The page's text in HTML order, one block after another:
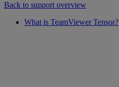
Back to support overview
What is TeamViewer Tensor?